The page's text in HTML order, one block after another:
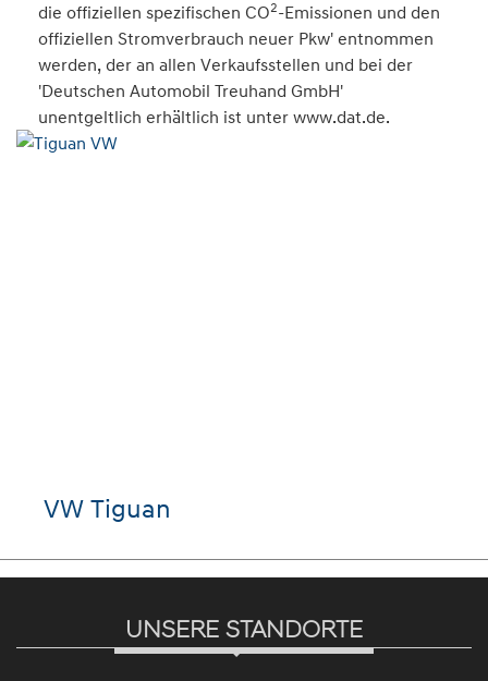
die offiziellen spezifischen CO2-Emissionen und den
offiziellen Stromverbrauch neuer Pkw' entnommen
werden, der an allen Verkaufsstellen und bei der
'Deutschen Automobil Treuhand GmbH'
unentgeltlich erhältlich ist unter www.dat.de.
VW Tiguan
UNSERE STANDORTE